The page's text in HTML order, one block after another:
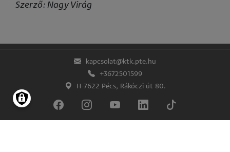
Szerző: Nagy Virág
kapcsolat@ktk.pte.hu
+3672501599
H-7622 Pécs, Rákóczi út 80.